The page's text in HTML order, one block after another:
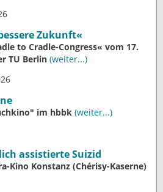
Zukunft«
to Cradle-Congress« vom 17.
TU Berlin (weiter...)
im hbbk (weiter...)
assistierte Suizid
Kino Konstanz (Chérisy-Kaserne)